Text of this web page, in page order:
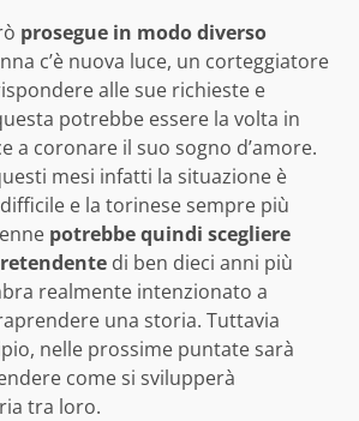
prosegue in modo diverso
c’è nuova luce, un corteggiatore
alle sue richieste e
potrebbe essere la volta in
a coronare il suo sogno d’amore.
mesi infatti la situazione è
e la torinese sempre più
potrebbe quindi scegliere
di ben dieci anni più
realmente intenzionato a
una storia. Tuttavia
nelle prossime puntate sarà
come si svilupperà
tra loro.